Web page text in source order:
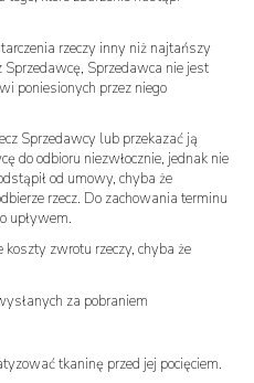
rzeczy inny niż najtańszy
Sprzedawca nie jest
poniesionych przez niego
Sprzedawcy lub przekazać ją
do odbioru niezwłocznie, jednak nie
od umowy, chyba że
rzecz. Do zachowania terminu
upływem.
zwrotu rzeczy, chyba że
za pobraniem
tkaninę przed jej pocięciem.